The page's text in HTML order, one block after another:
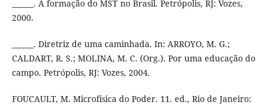
______. A formação do MST no Brasil. Petrópolis, RJ: Vozes,
2000.
______. Diretriz de uma caminhada. In: ARROYO, M. G.;
CALDART, R. S.; MOLINA, M. C. (Org.). Por uma educação do
campo. Petrópolis, RJ: Vozes, 2004.
FOUCAULT, M. Microfísica do Poder. 11. ed., Rio de Janeiro: